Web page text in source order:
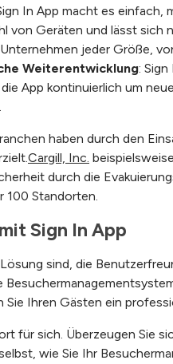
In App macht es einfach,
von Geräten und lässt sich
jeder Größe,
Weiterentwicklung:
App kontinuierlich um
haben durch den
Cargill, Inc. beispielsweise
durch die
100 Standorten.
Sign In App
sind, die
Ihren Gästen ein
für sich. Überzeugen Sie
wie Sie Ihr